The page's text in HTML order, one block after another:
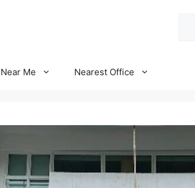
Near Me Nearest Office